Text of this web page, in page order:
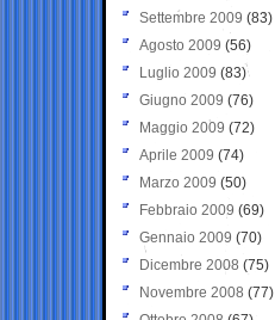
Settembre 2009 (83)
Agosto 2009 (56)
Luglio 2009 (83)
Giugno 2009 (76)
Maggio 2009 (72)
Aprile 2009 (74)
Marzo 2009 (50)
Febbraio 2009 (69)
Gennaio 2009 (70)
Dicembre 2008 (75)
Novembre 2008 (77)